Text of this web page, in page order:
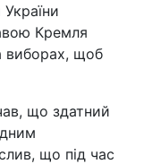
Кремля
виборах, щоб
що здатний
що під час